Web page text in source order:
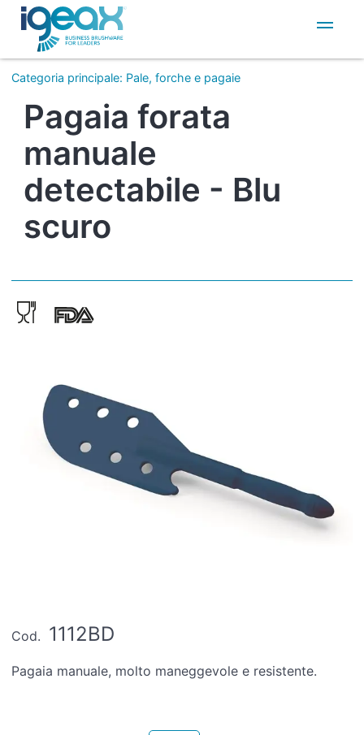
IT
EN
Categoria principale: Pale, forche e pagaie
Pagaia forata
manuale
detectabile - Blu
scuro
Cod. 1112BD
Pagaia manuale, molto maneggevole e resistente.